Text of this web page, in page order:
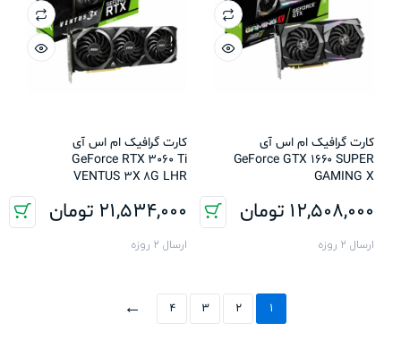
کارت گرافیک ام اس آی
GeForce GTX 1660 SUPER
GAMING X
12,508,000 تومان
ارسال 2 روزه
کارت گرافیک ام اس آی
GeForce RTX 3060 Ti
VENTUS 3X 8G LHR
21,534,000 تومان
ارسال 2 روزه
1
2
3
4
←